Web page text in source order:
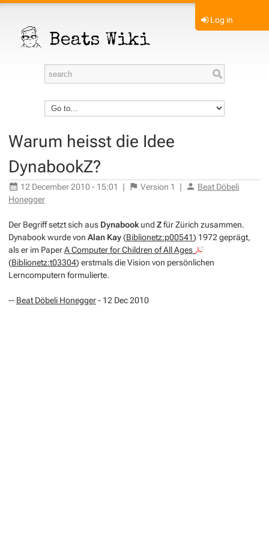
Log in
Warum heisst die Idee
DynabookZ?
12 December 2010 - 15:01 | Version 1 |
Beat Döbeli
Honegger
Der Begriff setzt sich aus Dynabook und Zfür Zürich zusammen.
Dynabook wurde von Alan Kay(Biblionetz:p00541) 1972 geprägt,
als er im PaperA Computer for Children of All Ages
(Biblionetz:t03304) erstmals die Vision von persönlichen
Lerncomputern formulierte.
-- Beat Döbeli Honegger- 12 Dec 2010